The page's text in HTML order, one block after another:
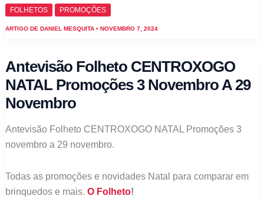
CENTROXOGO
7
novembro
a
dezembro
FOLHETOS PROMOÇÕES
ARTIGO DE DANIEL MESQUITA • NOVEMBRO 7, 2024
Antevisão Folheto CENTROXOGO
NATAL Promoções 3 Novembro A 29
Novembro
Antevisão Folheto CENTROXOGO NATAL Promoções 3
novembro a 29 novembro.
Todas as promoções e novidades Natal para comparar em
brinquedos e mais. O Folheto!